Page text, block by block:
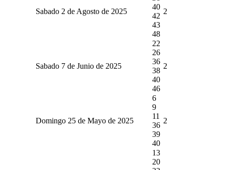
Sabado 2 de Agosto de 2025
40
42
43
48
2
Sabado 7 de Junio de 2025
22
26
36
38
40
46
2
Domingo 25 de Mayo de 2025
6
9
11
36
39
40
2
13
20